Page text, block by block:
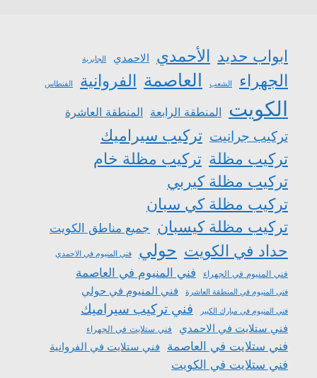
ابواب حديد الأحمدي الاحمدي الجابرية
الجهراء الشعب العاصمة الفروانية الفنطاس
الكويت المنطقة الرابعة المنطقة العاشرة
تركيب جرانيت تركيب سيراميك
تركيب مظلة تركيب مظلة خام
تركيب مظلة كيربي
تركيب مظلة كي سبان
تركيب مظلة كيسبان جميع مناطق الكويت
حداد في الكويت حولي فني المنيوم في الاحمدي
فني المنيوم في الجهراء فني المنيوم في العاصمة
فني المنيوم في المنطقة العاشرة فني المنيوم في حولي
فني المنيوم في مبارك الكبير فني تركيب سيراميك
فني ستلايت في الاحمدي فني ستلايت في الجهراء
فني ستلايت في العاصمة فني ستلايت في الفروانية
فني ستلايت في الكويت